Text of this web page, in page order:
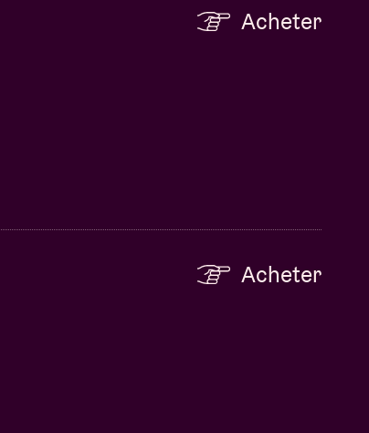
Acheter
Acheter